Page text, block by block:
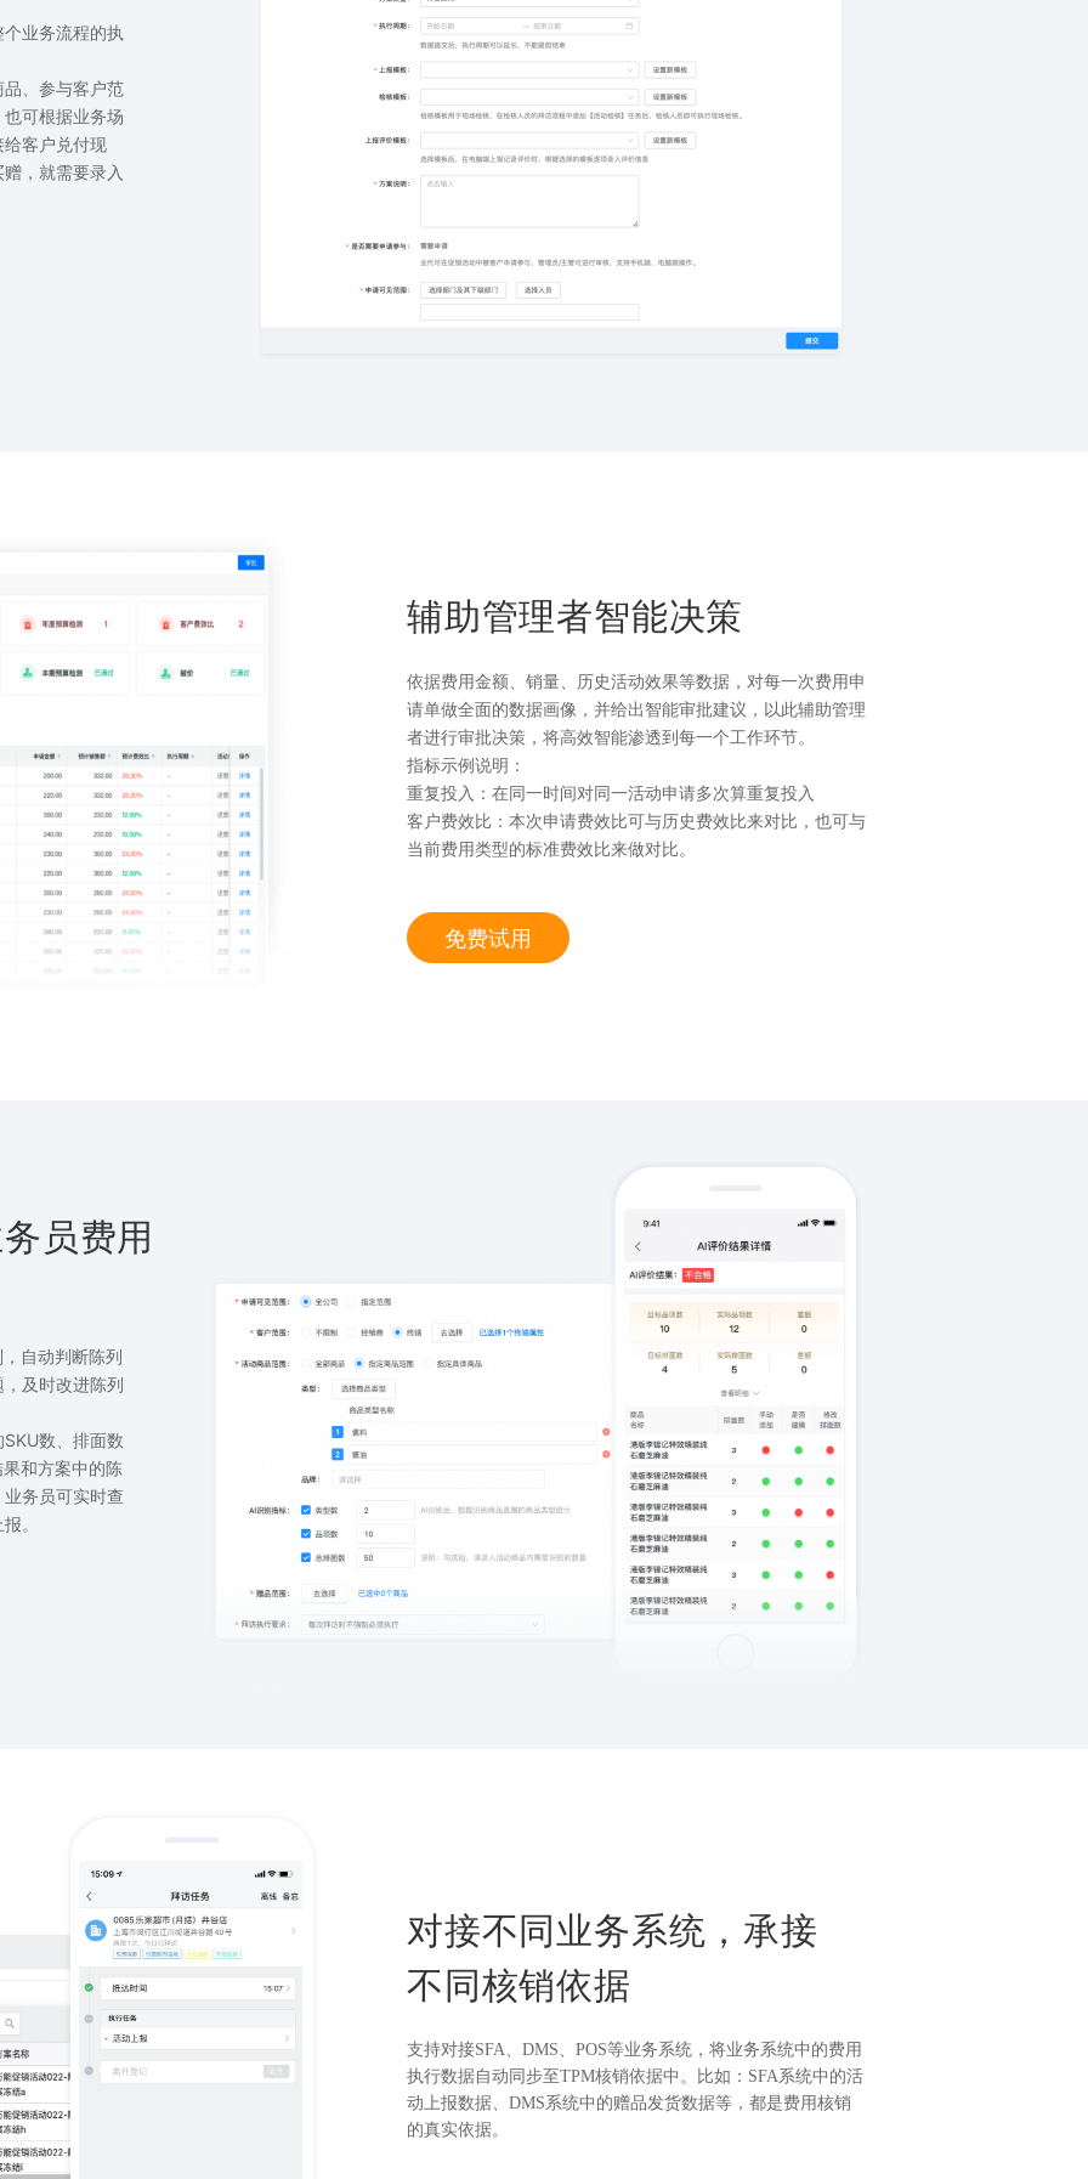
业务流程的执
、参与客户范
可根据业务场
客户兑付现
，就需要录入
辅助管理者智能决策
依据费用金额、销量、历史活动效果等数据，对每一次费用申
请单做全面的数据画像，并给出智能审批建议，以此辅助管理
者进行审批决策，将高效智能渗透到每一个工作环节。
指标示例说明：
重复投入：在同一时间对同一活动申请多次算重复投入
客户费效比：本次申请费效比可与历史费效比来对比，也可与
当前费用类型的标准费效比来做对比。
免费试用
员费用
自动判断陈列
及时改进陈列
数、排面数
和方案中的陈
务员可实时查
。
对接不同业务系统，承接
不同核销依据
支持对接SFA、DMS、POS等业务系统，将业务系统中的费用
执行数据自动同步至TPM核销依据中。比如：SFA系统中的活
动上报数据、DMS系统中的赠品发货数据等，都是费用核销
的真实依据。